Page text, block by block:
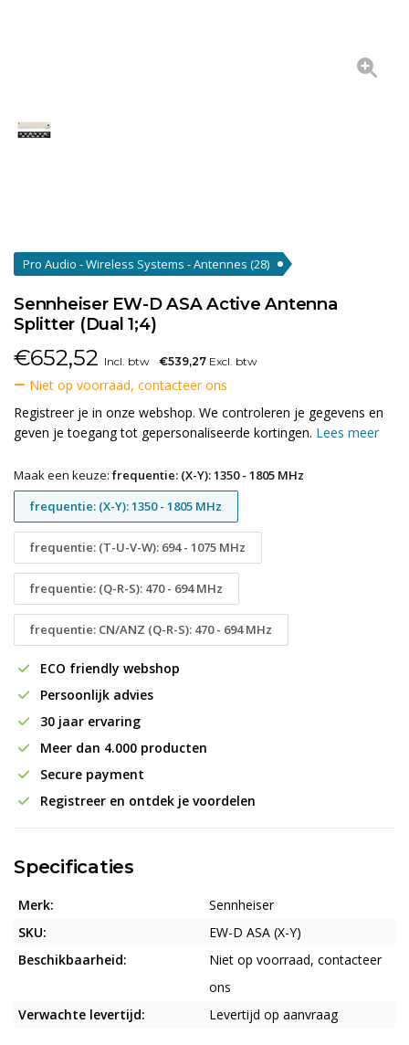
Pro Audio - Wireless Systems - Antennes (28)
Sennheiser EW-D ASA Active Antenna
Splitter (Dual 1;4)
€652,52 Incl. btw €539,27 Excl. btw
Niet op voorraad, contacteer ons
Registreer je in onze webshop. We controleren je gegevens en
geven je toegang tot gepersonaliseerde kortingen. Lees meer
Maak een keuze: frequentie: (X-Y): 1350 - 1805 MHz
frequentie: (X-Y): 1350 - 1805 MHz
frequentie: (T-U-V-W): 694 - 1075 MHz
frequentie: (Q-R-S): 470 - 694 MHz
frequentie: CN/ANZ (Q-R-S): 470 - 694 MHz
ECO friendly webshop
Persoonlijk advies
30 jaar ervaring
Meer dan 4.000 producten
Secure payment
Registreer en ontdek je voordelen
Specificaties
Merk:
Sennheiser
SKU:
EW-D ASA (X-Y)
Beschikbaarheid:
Niet op voorraad, contacteer
ons
Verwachte levertijd:
Levertijd op aanvraag